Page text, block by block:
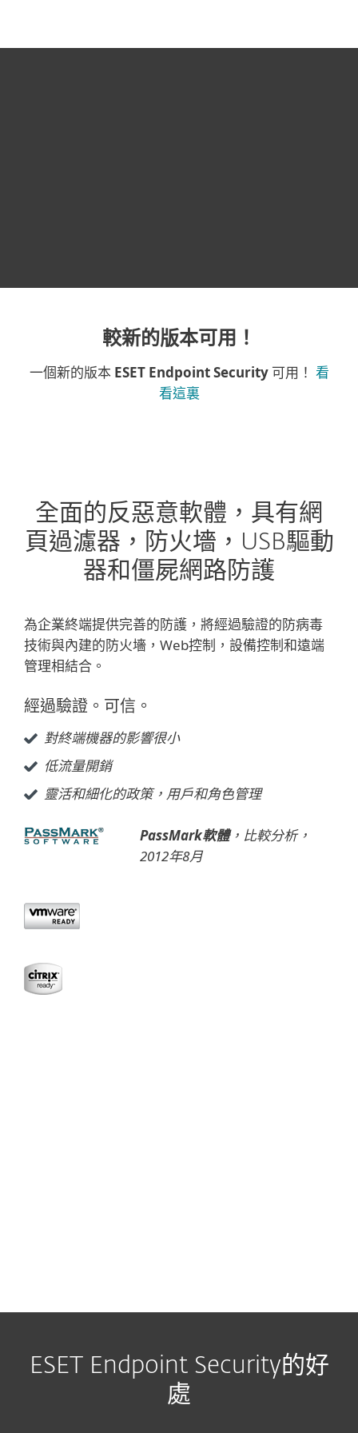
較新的版本可用！
一個新的版本 ESET Endpoint Security 可用！ 看
看這裏
全面的反惡意軟體，具有網
頁過濾器，防火墻，USB驅動
器和僵屍網路防護
為企業終端提供完善的防護，將經過驗證的防病毒
技術與內建的防火墻，Web控制，設備控制和遠端
管理相結合。
經過驗證。可信。
對終端機器的影響很小
低流量開銷
靈活和細化的政策，用戶和角色管理
PassMark軟體，比較分析，
2012年8月
ESET Endpoint Security的好
處